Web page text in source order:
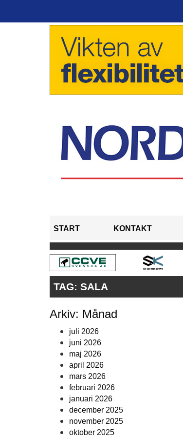
START KONTAKT
TAG: SALA
Arkiv: Månad
juli 2026
juni 2026
maj 2026
april 2026
mars 2026
februari 2026
januari 2026
december 2025
november 2025
oktober 2025